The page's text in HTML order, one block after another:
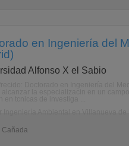
en Ingeniería del
Alfonso X el Sabio
Cañada